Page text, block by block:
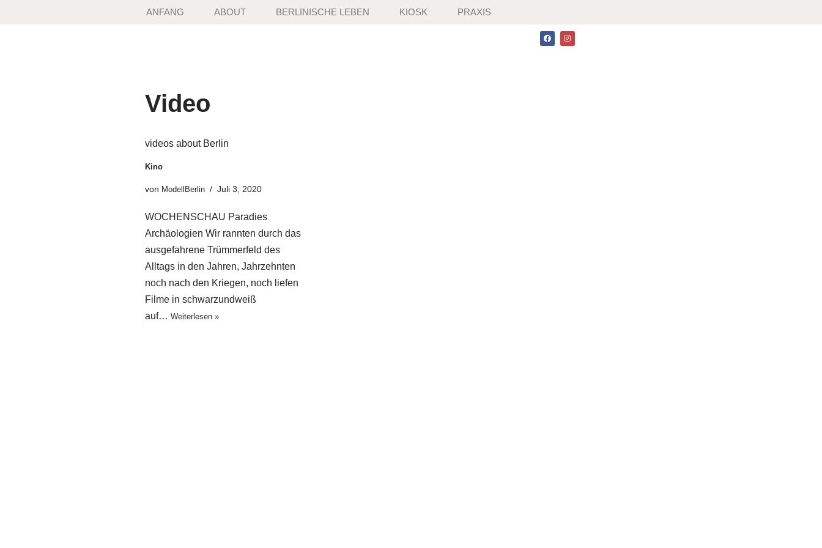
ANFANG ABOUT BERLINISCHE LEBEN KIOSK PRAXIS
Video
videos about Berlin
Kino
von ModellBerlin Juli 3, 2020
WOCHENSCHAU Paradies
Archäologien Wir rannten durch das
ausgefahrene Trümmerfeld des
Alltags in den Jahren, Jahrzehnten
noch nach den Kriegen, noch liefen
Filme in schwarzundweiß
auf… Weiterlesen »